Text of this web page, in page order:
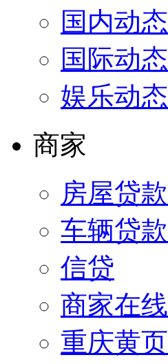
国内动态
国际动态
娱乐动态
商家
房屋贷款
车辆贷款
信贷
商家在线
重庆黄页